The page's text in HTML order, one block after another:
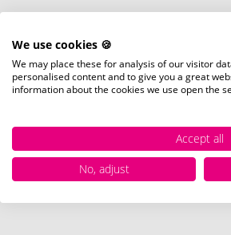
We use cookies 🍪
We may place these for analysis of our visitor
personalised content and to give you a great
information about the cookies we use open the
Accept all
No, adjust